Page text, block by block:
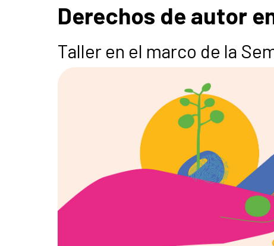
Derechos de autor
Taller en el marco de la